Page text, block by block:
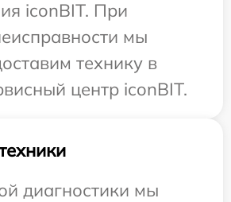
iconBIT. При
мы
технику в
центр iconBIT.
диагностики мы